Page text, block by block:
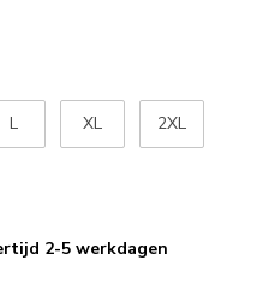
L XL 2XL
2-5 werkdagen